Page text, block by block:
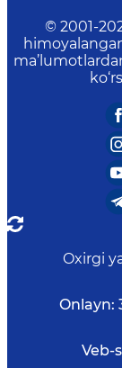
© 2001-
Oxirgi
Onlayn:
Veb-